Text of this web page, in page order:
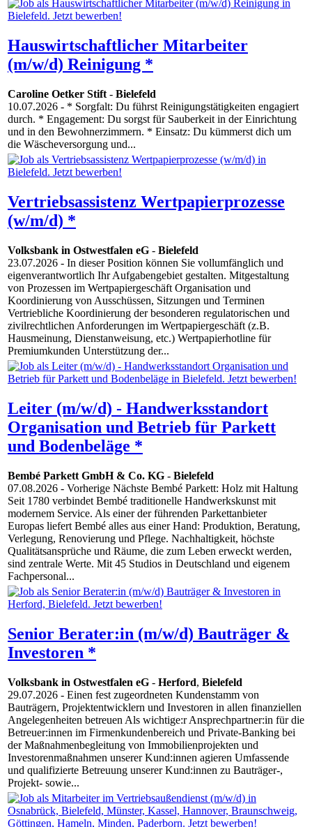
Hauswirtschaftlicher Mitarbeiter
(m/w/d) Reinigung *
Caroline Oetker Stift - Bielefeld
10.07.2026 - * Sorgfalt: Du führst Reinigungstätigkeiten engagiert
durch. * Engagement: Du sorgst für Sauberkeit in der Einrichtung
und in den Bewohnerzimmern. * Einsatz: Du kümmerst dich um
die Wäscheversorgung und...
Vertriebsassistenz Wertpapierprozesse
(w/m/d) *
Volksbank in Ostwestfalen eG - Bielefeld
23.07.2026 - In dieser Position können Sie vollumfänglich und
eigenverantwortlich Ihr Aufgabengebiet gestalten. Mitgestaltung
von Prozessen im Wertpapiergeschäft Organisation und
Koordinierung von Ausschüssen, Sitzungen und Terminen
Vertriebliche Koordinierung der besonderen regulatorischen und
zivilrechtlichen Anforderungen im Wertpapiergeschäft (z.B.
Hausmeinung, Dienstanweisung, etc.) Wertpapierhotline für
Premiumkunden Unterstützung der...
Leiter (m/w/d) - Handwerksstandort
Organisation und Betrieb für Parkett
und Bodenbeläge *
Bembé Parkett GmbH & Co. KG - Bielefeld
07.08.2026 - Vorherige Nächste Bembé Parkett: Holz mit Haltung
Seit 1780 verbindet Bembé traditionelle Handwerkskunst mit
modernem Service. Als einer der führenden Parkettanbieter
Europas liefert Bembé alles aus einer Hand: Produktion, Beratung,
Verlegung, Renovierung und Pflege. Nachhaltigkeit, höchste
Qualitätsansprüche und Räume, die zum Leben erweckt werden,
sind zentrale Werte. Mit 45 Studios in Deutschland und eigenem
Fachpersonal...
Senior Berater:in (m/w/d) Bauträger &
Investoren *
Volksbank in Ostwestfalen eG - Herford, Bielefeld
29.07.2026 - Einen fest zugeordneten Kundenstamm von
Bauträgern, Projektentwicklern und Investoren in allen finanziellen
Angelegenheiten betreuen Als wichtige:r Ansprechpartner:in für die
Betreuer:innen im Firmenkundenbereich und Private-Banking bei
der Maßnahmenbegleitung von Immobilienprojekten und
Investorenmaßnahmen unserer Kund:innen agieren Umfassende
und qualifizierte Betreuung unserer Kund:innen zu Bauträger-,
Projekt- sowie...